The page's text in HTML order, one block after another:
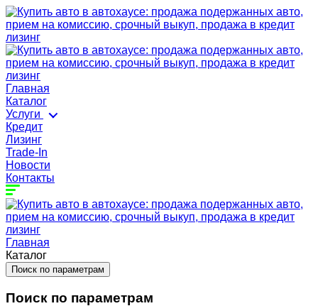
Главная
Каталог
Услуги
Кредит
Лизинг
Trade-In
Новости
Контакты
Главная
Каталог
Поиск по параметрам
Поиск по параметрам